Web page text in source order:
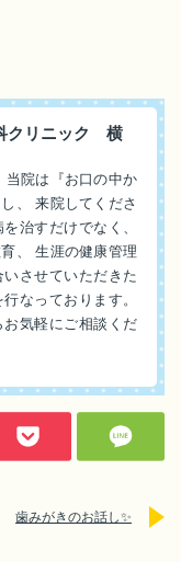
クリニック 横
当院は『お口の中か
、 来院してくださ
治すだけでなく、
、 生涯の健康管理
させていただきた
なっております。
気軽にご相談くだ
歯みがきのお話し✨